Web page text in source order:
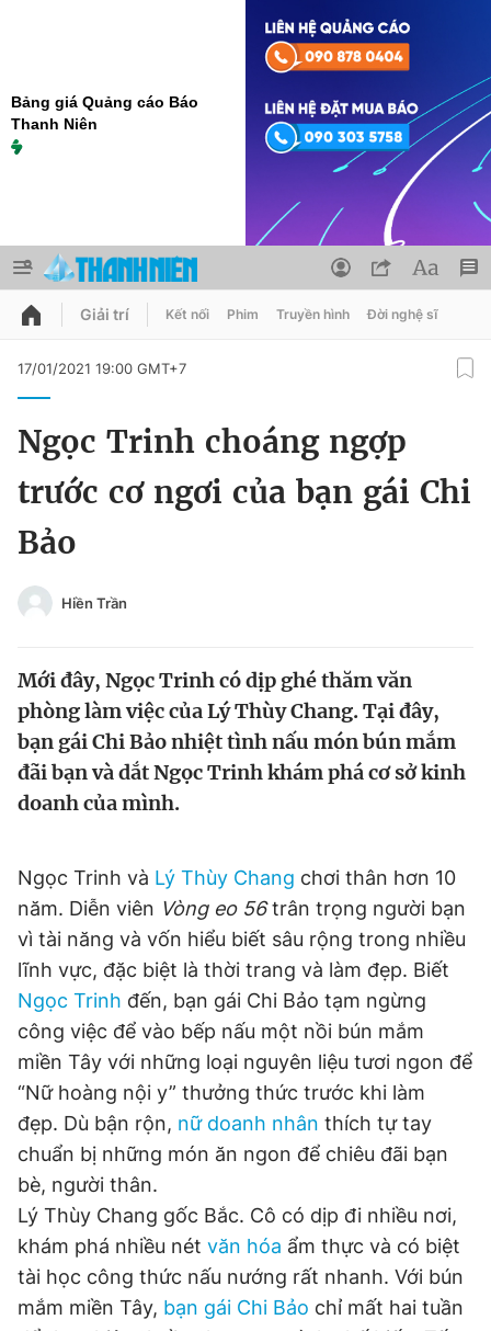
Bảng giá Quảng cáo Báo
Thanh Niên
QUẢNG CÁO
Chuyên mục
Video Magazine
Sản phẩm khác
Thông tin tòa soạn Liên hệ quảng cáo
Đọc Thanh Niên trên điện thoại
Theo dõi báo trên
Hotline
0906 645 777
Liên hệ quảng cáo
0908 780 404
Đổi mật khẩu
Tin đã lưu
Tin đã xem
Đăng xuất
Giải trí Kết nối Phim Truyền hình Đời nghệ sĩ
17/01/2021 19:00 GMT+7
Ngọc Trinh choáng ngợp
trước cơ ngơi của bạn gái Chi
Bảo
Hiền Trần
Mới đây, Ngọc Trinh có dịp ghé thăm văn
phòng làm việc của Lý Thùy Chang. Tại đây,
bạn gái Chi Bảo nhiệt tình nấu món bún mắm
đãi bạn và dắt Ngọc Trinh khám phá cơ sở kinh
doanh của mình.
Ngọc Trinh và Lý Thùy Chang chơi thân hơn 10
năm. Diễn viên Vòng eo 56trân trọng người bạn
vì tài năng và vốn hiểu biết sâu rộng trong nhiều
lĩnh vực, đặc biệt là thời trang và làm đẹp. Biết
Ngọc Trinh đến, bạn gái Chi Bảo tạm ngừng
công việc để vào bếp nấu một nồi bún mắm
miền Tây với những loại nguyên liệu tươi ngon để
“Nữ hoàng nội y” thưởng thức trước khi làm
đẹp. Dù bận rộn, nữ doanh nhân thích tự tay
chuẩn bị những món ăn ngon để chiêu đãi bạn
bè, người thân.
Lý Thùy Chang gốc Bắc. Cô có dịp đi nhiều nơi,
khám phá nhiều nét văn hóa ẩm thực và có biệt
tài học công thức nấu nướng rất nhanh. Với bún
mắm miền Tây, bạn gái Chi Bảo chỉ mất hai tuần